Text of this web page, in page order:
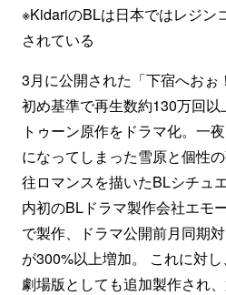
※KidariのBLは日本ではレジン
されている
3月に公開された「下宿へおぉ
初め基準で再生数約130万回
トゥーン原作をドラマ化。一
になってしまった雪原と個性
往ロマンスを描いたBLシチュ
内初のBLドラマ製作会社エモ
で製作、ドラマ公開前月同期
が300%以上増加。 これに対
劇場版としても追加製作され